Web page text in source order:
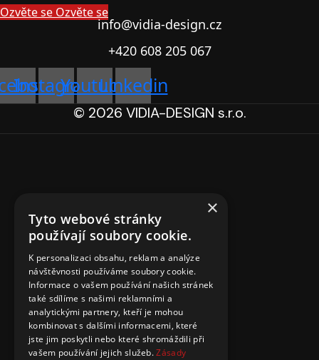
Ozvěte se Ozvěte se
info@vidia-design.cz
+420 608 205 067
Instagram
YoutubeLinkedin
© 2026 VIDIA-DESIGN s.r.o.
×
Tyto webové stránky
používají soubory cookie.
K personalizaci obsahu, reklam a analýze
návštěvnosti používáme soubory cookie.
Informace o vašem používání našich stránek
také sdílíme s našimi reklamními a
analytickými partnery, kteří je mohou
kombinovat s dalšími informacemi, které
jste jim poskytli nebo které shromáždili při
vašem používání jejich služeb.Zásady